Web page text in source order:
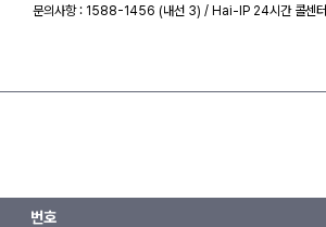
문의사항 : 1588-1456 (내선 3) / Hai-IP 24시간 콜센터
번호